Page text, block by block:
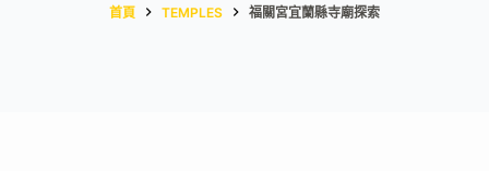
首頁 TEMPLES 福關宮宜蘭縣寺廟探索